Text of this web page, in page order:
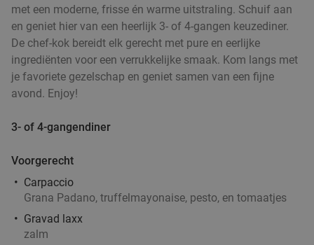
met een moderne, frisse én warme uitstraling. Schuif aan
en geniet hier van een heerlijk 3- of 4-gangen keuzediner.
De chef-kok bereidt elk gerecht met pure en eerlijke
ingrediënten voor een verrukkelijke smaak. Kom langs met
je favoriete gezelschap en geniet samen van een fijne
avond. Enjoy!
3- of 4-gangendiner
Voorgerecht
Carpaccio
Grana Padano, truffelmayonaise, pesto, en tomaatjes
Gravad laxx
zalm